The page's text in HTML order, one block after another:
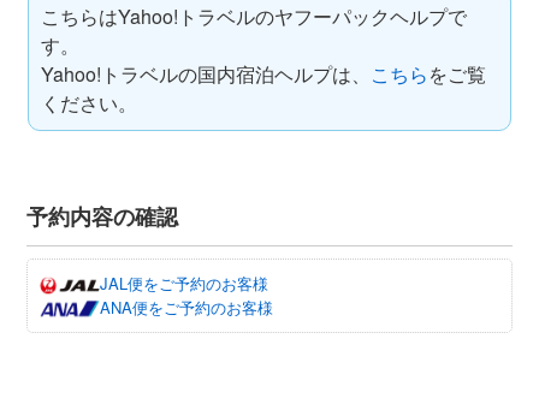
こちらはYahoo!トラベルのヤフーパックヘルプで
す。
Yahoo!トラベルの国内宿泊ヘルプは、 こちらをご覧
ください。
予約内容の確認
JAL便をご予約のお客様
ANA便をご予約のお客様